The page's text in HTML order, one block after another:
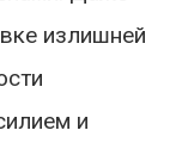
излишней
и